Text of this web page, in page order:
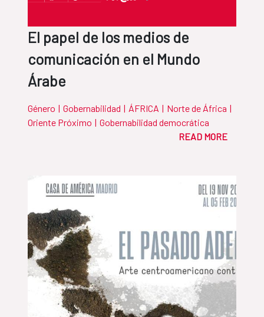
El papel de los medios de
comunicación en el Mundo
Árabe
Género | Gobernabilidad | ÁFRICA | Norte de África |
Oriente Próximo | Gobernabilidad democrática
READ MORE